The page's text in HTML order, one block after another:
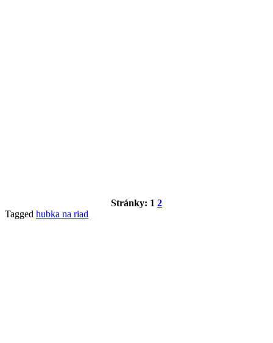
Stránky: 1 2
Tagged hubka na riad